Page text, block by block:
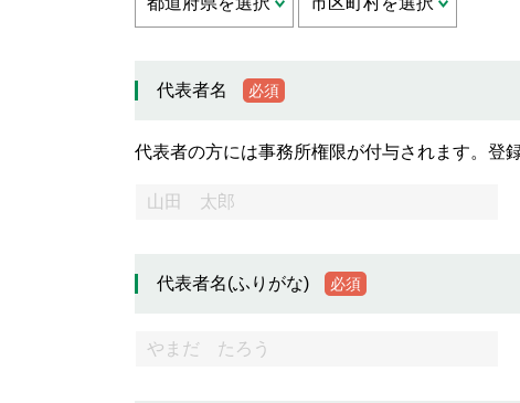
代表者名 必須
代表者の方には事務所権限が付与されます。登
代表者名(ふりがな) 必須